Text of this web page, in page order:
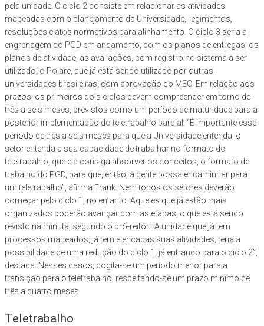
pela unidade. O ciclo 2 consiste em relacionar as atividades
mapeadas com o planejamento da Universidade, regimentos,
resoluções e atos normativos para alinhamento. O ciclo 3 seria a
engrenagem do PGD em andamento, com os planos de entregas, os
planos de atividade, as avaliações, com registro no sistema a ser
utilizado, o Polare, que já está sendo utilizado por outras
universidades brasileiras, com aprovação do MEC. Em relação aos
prazos, os primeiros dois ciclos devem compreender em torno de
três a seis meses, previstos como um período de maturidade para a
posterior implementação do teletrabalho parcial. “É importante esse
período de três a seis meses para que a Universidade entenda, o
setor entenda a sua capacidade de trabalhar no formato de
teletrabalho, que ela consiga absorver os conceitos, o formato de
trabalho do PGD, para que, então, a gente possa encaminhar para
um teletrabalho”, afirma Frank. Nem todos os setores deverão
começar pelo ciclo 1, no entanto. Aqueles que já estão mais
organizados poderão avançar com as etapas, o que está sendo
revisto na minuta, segundo o pró-reitor. “A unidade que já tem
processos mapeados, já tem elencadas suas atividades, teria a
possibilidade de uma redução do ciclo 1, já entrando para o ciclo 2”,
destaca. Nesses casos, cogita-se um período menor para a
transição para o teletrabalho, respeitando-se um prazo mínimo de
três a quatro meses.
Teletrabalho